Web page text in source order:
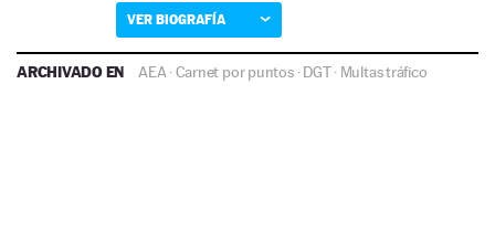
VER BIOGRAFÍA
ARCHIVADO EN AEA ·Carnet por puntos·DGT· Multas tráfico